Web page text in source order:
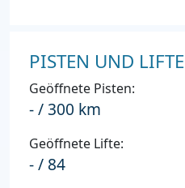
PISTEN UND LIFTE
Geöffnete Pisten:
- / 300 km
Geöffnete Lifte:
- / 84